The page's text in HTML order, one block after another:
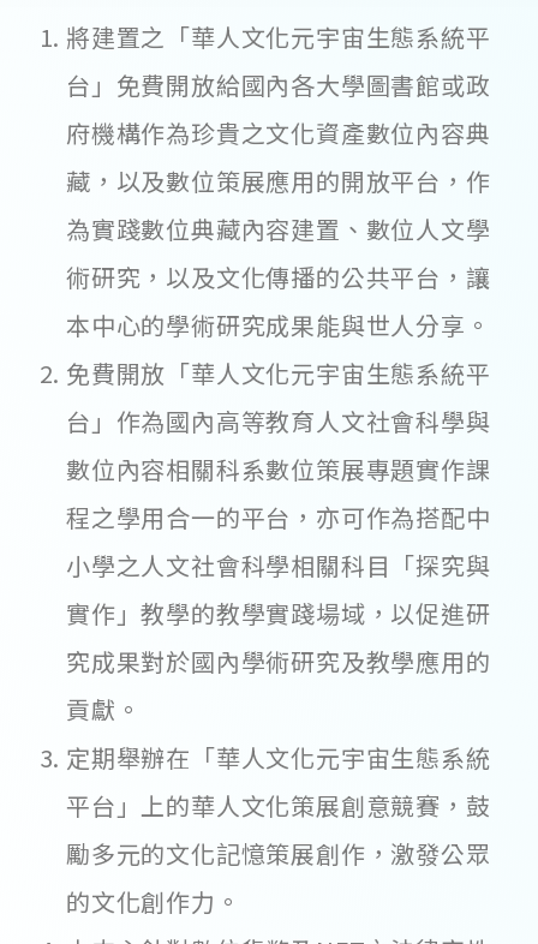
將建置之「華人文化元宇宙生態系統平
台」免費開放給國內各大學圖書館或政
府機構作為珍貴之文化資產數位內容典
藏，以及數位策展應用的開放平台，作
為實踐數位典藏內容建置、數位人文學
術研究，以及文化傳播的公共平台，讓
本中心的學術研究成果能與世人分享。
免費開放「華人文化元宇宙生態系統平
台」作為國內高等教育人文社會科學與
數位內容相關科系數位策展專題實作課
程之學用合一的平台，亦可作為搭配中
小學之人文社會科學相關科目「探究與
實作」教學的教學實踐場域，以促進研
究成果對於國內學術研究及教學應用的
貢獻。
定期舉辦在「華人文化元宇宙生態系統
平台」上的華人文化策展創意競賽，鼓
勵多元的文化記憶策展創作，激發公眾
的文化創作力。